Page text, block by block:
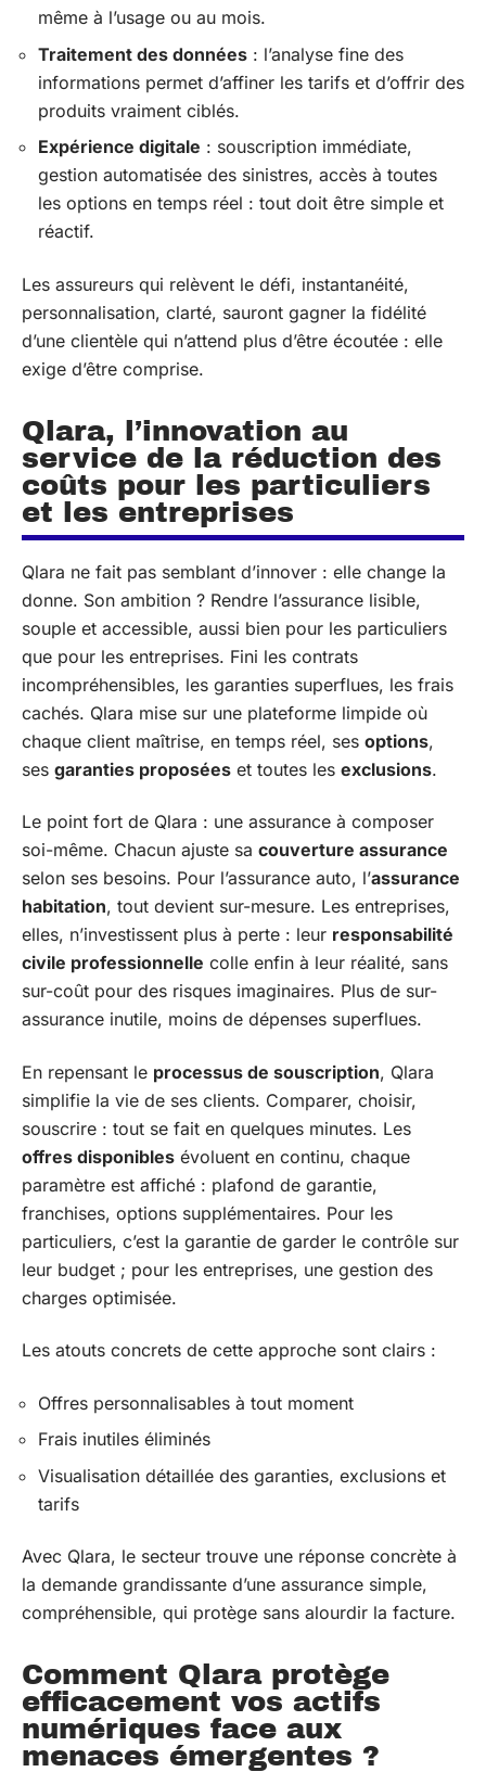
même à l’usage ou au mois.
Traitement des données : l’analyse fine des
informations permet d’affiner les tarifs et d’offrir des
produits vraiment ciblés.
Expérience digitale : souscription immédiate,
gestion automatisée des sinistres, accès à toutes
les options en temps réel : tout doit être simple et
réactif.
Les assureurs qui relèvent le défi, instantanéité,
personnalisation, clarté, sauront gagner la fidélité
d’une clientèle qui n’attend plus d’être écoutée : elle
exige d’être comprise.
Qlara, l’innovation au
service de la réduction des
coûts pour les particuliers
et les entreprises
Qlara ne fait pas semblant d’innover : elle change la
donne. Son ambition ? Rendre l’assurance lisible,
souple et accessible, aussi bien pour les particuliers
que pour les entreprises. Fini les contrats
incompréhensibles, les garanties superflues, les frais
cachés. Qlara mise sur une plateforme limpide où
chaque client maîtrise, en temps réel, ses options,
ses garanties proposées et toutes les exclusions.
Le point fort de Qlara : une assurance à composer
soi-même. Chacun ajuste sa couverture assurance
selon ses besoins. Pour l’assurance auto, l’assurance
habitation, tout devient sur-mesure. Les entreprises,
elles, n’investissent plus à perte : leur responsabilité
civile professionnelle colle enfin à leur réalité, sans
sur-coût pour des risques imaginaires. Plus de sur-
assurance inutile, moins de dépenses superflues.
En repensant le processus de souscription, Qlara
simplifie la vie de ses clients. Comparer, choisir,
souscrire : tout se fait en quelques minutes. Les
offres disponibles évoluent en continu, chaque
paramètre est affiché : plafond de garantie,
franchises, options supplémentaires. Pour les
particuliers, c’est la garantie de garder le contrôle sur
leur budget ; pour les entreprises, une gestion des
charges optimisée.
Les atouts concrets de cette approche sont clairs :
Offres personnalisables à tout moment
Frais inutiles éliminés
Visualisation détaillée des garanties, exclusions et
tarifs
Avec Qlara, le secteur trouve une réponse concrète à
la demande grandissante d’une assurance simple,
compréhensible, qui protège sans alourdir la facture.
Comment Qlara protège
efficacement vos actifs
numériques face aux
menaces émergentes ?